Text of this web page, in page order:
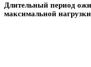
Длительный период
максимальной нагрузки